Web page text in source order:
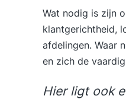
Wat nodig is zijn
klantgerichtheid,
afdelingen. Waar
en zich de
Hier ligt ook